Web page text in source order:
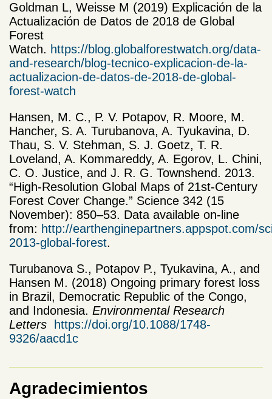
Goldman L, Weisse M (2019) Explicación de la
Actualización de Datos de 2018 de Global
Forest
Watch. https://blog.globalforestwatch.org/data-
and-research/blog-tecnico-explicacion-de-la-
actualizacion-de-datos-de-2018-de-global-
forest-watch
Hansen, M. C., P. V. Potapov, R. Moore, M.
Hancher, S. A. Turubanova, A. Tyukavina, D.
Thau, S. V. Stehman, S. J. Goetz, T. R.
Loveland, A. Kommareddy, A. Egorov, L. Chini,
C. O. Justice, and J. R. G. Townshend. 2013.
“High-Resolution Global Maps of 21st-Century
Forest Cover Change.” Science 342 (15
November): 850–53. Data available on-line
from: http://earthenginepartners.appspot.com/
2013-global-forest.
Turubanova S., Potapov P., Tyukavina, A., and
Hansen M. (2018) Ongoing primary forest loss
in Brazil, Democratic Republic of the Congo,
and Indonesia. Environmental Research
Letters
https://doi.org/10.1088/1748-
9326/aacd1c
Agradecimientos